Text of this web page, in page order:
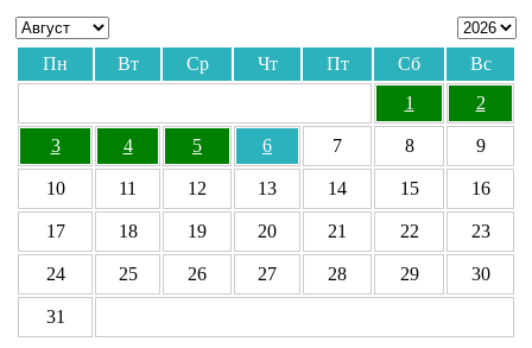
Пн Вт Ср Чт Пт Сб
Вс
1
2
3 4 5 6 7 8 9
10 11 12 13 14 15 16
17 18 19 20 21 22 23
24 25 26 27 28 29 30
31